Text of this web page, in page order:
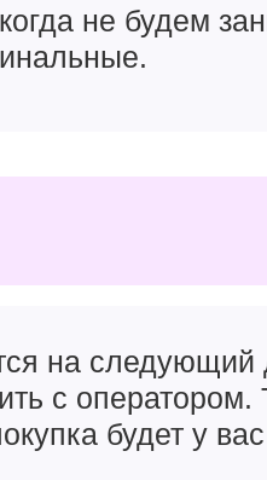
не будем
на следующий
с
будет у